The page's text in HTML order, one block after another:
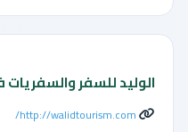
الوليد للسفر والسفريات في
http://walidtourism.com/